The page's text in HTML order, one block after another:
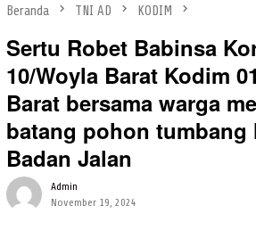
Beranda TNI AD KODIM
Sertu Robet Babinsa
10/Woyla Barat Kodim
Barat bersama warga
batang pohon tumbang
Badan Jalan
Admin
November 19, 2024